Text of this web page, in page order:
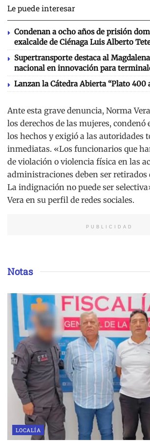
Le puede interesar
Condenan a ocho años de prisión
exalcalde de Ciénaga Luis Alberto
Supertransporte destaca al
nacional en innovación para
Lanzan la Cátedra Abierta “Plato 400
Ante esta grave denuncia, Norma
los derechos de las mujeres, condenó
los hechos y exigió a las autoridades
inmediatas. «Los funcionarios que
de violación o violencia física en las
administraciones deben ser retirados
La indignación no puede ser
Vera en su perfil de redes sociales.
PUBLICIDAD
Notas
LOCALÍA